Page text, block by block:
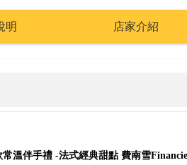
明 店家介紹
溫伴手禮 -法式經典甜點 費南雪